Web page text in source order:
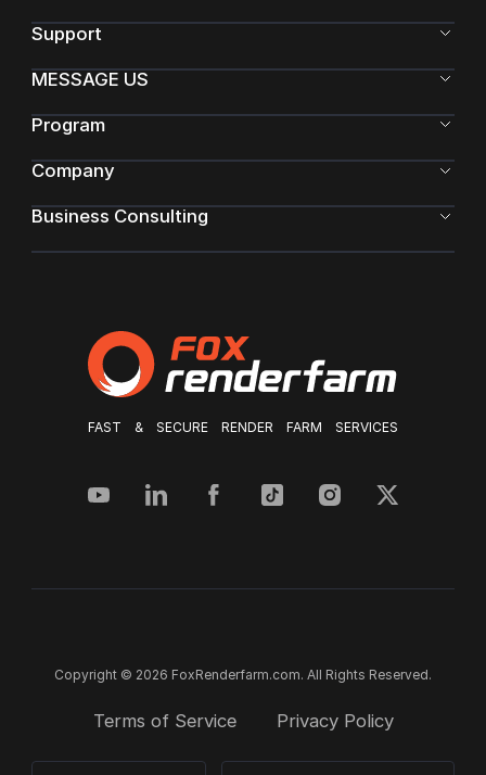
FAST & SECURE RENDER FARM SERVICES
Support
MESSAGE US
Program
Company
Business Consulting
Copyright © 2026 FoxRenderfarm.com. All Rights Reserved.
Terms of Service Privacy Policy